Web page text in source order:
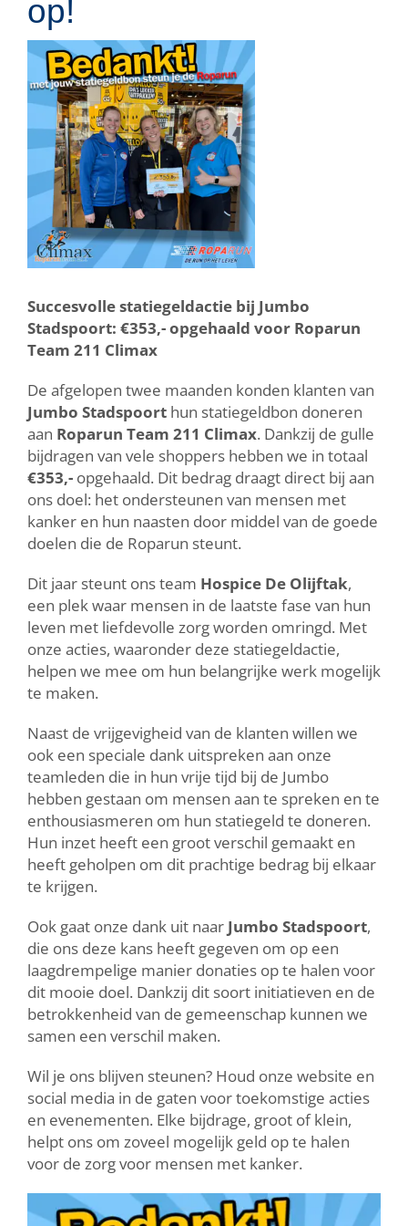
op!
Bekijk
grotere
afbeelding
Succesvolle statiegeldactie bij Jumbo
Stadspoort: €353,- opgehaald voor Roparun
Team 211 Climax
De afgelopen twee maanden konden klanten van
Jumbo Stadspoort hun statiegeldbon doneren
aan Roparun Team 211 Climax. Dankzij de gulle
bijdragen van vele shoppers hebben we in totaal
€353,- opgehaald. Dit bedrag draagt direct bij aan
ons doel: het ondersteunen van mensen met
kanker en hun naasten door middel van de goede
doelen die de Roparun steunt.
Dit jaar steunt ons team Hospice De Olijftak,
een plek waar mensen in de laatste fase van hun
leven met liefdevolle zorg worden omringd. Met
onze acties, waaronder deze statiegeldactie,
helpen we mee om hun belangrijke werk mogelijk
te maken.
Naast de vrijgevigheid van de klanten willen we
ook een speciale dank uitspreken aan onze
teamleden die in hun vrije tijd bij de Jumbo
hebben gestaan om mensen aan te spreken en te
enthousiasmeren om hun statiegeld te doneren.
Hun inzet heeft een groot verschil gemaakt en
heeft geholpen om dit prachtige bedrag bij elkaar
te krijgen.
Ook gaat onze dank uit naar Jumbo Stadspoort,
die ons deze kans heeft gegeven om op een
laagdrempelige manier donaties op te halen voor
dit mooie doel. Dankzij dit soort initiatieven en de
betrokkenheid van de gemeenschap kunnen we
samen een verschil maken.
Wil je ons blijven steunen? Houd onze website en
social media in de gaten voor toekomstige acties
en evenementen. Elke bijdrage, groot of klein,
helpt ons om zoveel mogelijk geld op te halen
voor de zorg voor mensen met kanker.